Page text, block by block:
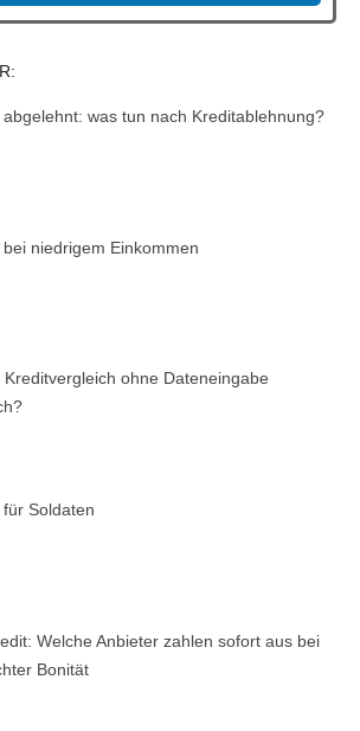
abgelehnt: was tun nach Kreditablehnung?
bei niedrigem Einkommen
Kreditvergleich ohne Dateneingabe
für Soldaten
Welche Anbieter zahlen sofort aus bei
Bonität